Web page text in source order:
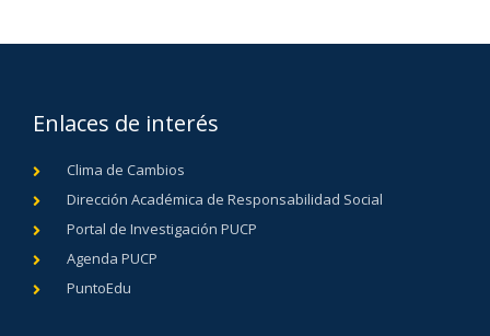
Enlaces de interés
Clima de Cambios
Dirección Académica de Responsabilidad Social
Portal de Investigación PUCP
Agenda PUCP
PuntoEdu